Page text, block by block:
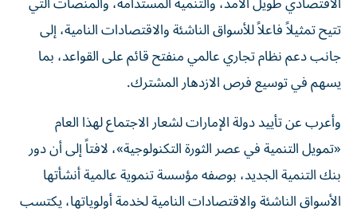
تتيح تمثيلاً فاعلاً للأسواق الناشئة والاقتصادات النامية، إلى
جانب دعم نظام تجاري عالمي منفتح قائم على القواعد، بما
يسهم في توسيع فرص الازدهار المشترك.
وأعرب عن تأييد دولة الإمارات لشعار الاجتماع لهذا العام
«تمويل التنمية في عصر الثورة التكنولوجية»، لافتاً إلى أن دور
بنك التنمية الجديد، بوصفه مؤسسة تنموية عالمية أنشأتها
الأسواق الناشئة والاقتصادات النامية لخدمة أولوياتها، يكتسب